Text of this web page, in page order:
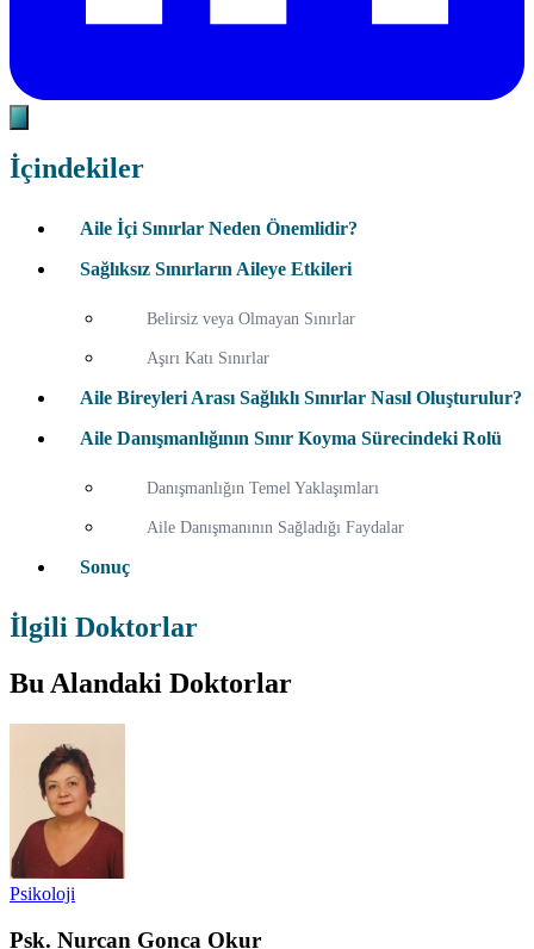
İçindekiler
Aile İçi Sınırlar Neden Önemlidir?
Sağlıksız Sınırların Aileye Etkileri
Belirsiz veya Olmayan Sınırlar
Aşırı Katı Sınırlar
Aile Bireyleri Arası Sağlıklı Sınırlar Nasıl Oluşturulur?
Aile Danışmanlığının Sınır Koyma Sürecindeki Rolü
Danışmanlığın Temel Yaklaşımları
Aile Danışmanının Sağladığı Faydalar
Sonuç
İlgili Doktorlar
Bu Alandaki Doktorlar
Psikoloji
Psk. Nurcan Gonca Okur